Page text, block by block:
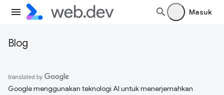
Masuk
Blog
Google menggunakan teknologi AI untuk menerjemahkan